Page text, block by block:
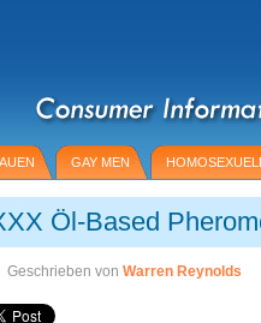
GAY MEN
Öl-Based
Geschrieben von Warren Reynolds